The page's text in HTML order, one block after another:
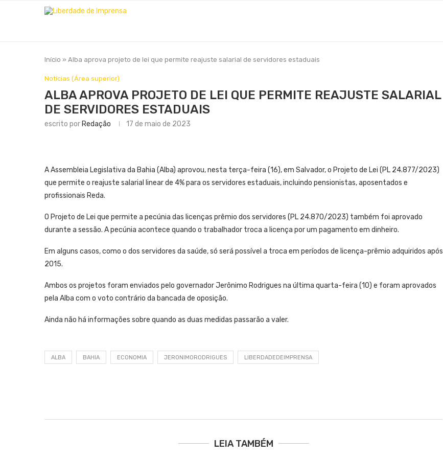
Início » Alba aprova projeto de lei que permite reajuste salarial de servidores estaduais
Notícias (Área superior)
ALBA APROVA PROJETO DE LEI QUE PERMITE REAJUSTE SALARIAL
DE SERVIDORES ESTADUAIS
escrito por Redação 17 de maio de 2023
A Assembleia Legislativa da Bahia (Alba) aprovou, nesta terça-feira (16), em Salvador, o Projeto de Lei (PL 24.877/2023)
que permite o reajuste salarial linear de 4% para os servidores estaduais, incluindo pensionistas, aposentados e
profissionais Reda.
O Projeto de Lei que permite a pecúnia das licenças prêmio dos servidores (PL 24.870/2023) também foi aprovado
durante a sessão. A pecúnia acontece quando o trabalhador troca a licença por um pagamento em dinheiro.
Em alguns casos, como o dos servidores da saúde, só será possível a troca em períodos de licença-prêmio adquiridos após
2015.
Ambos os projetos foram enviados pelo governador Jerônimo Rodrigues na última quarta-feira (10) e foram aprovados
pela Alba com o voto contrário da bancada de oposição.
Ainda não há informações sobre quando as duas medidas passarão a valer.
ALBA BAHIA ECONOMIA JERONIMORODRIGUES LIBERDADEDEIMPRENSA
LEIA TAMBÉM